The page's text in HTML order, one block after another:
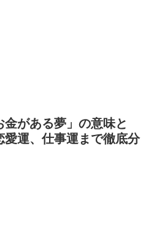
金がある夢」の意味と
愛運、仕事運まで徹底分